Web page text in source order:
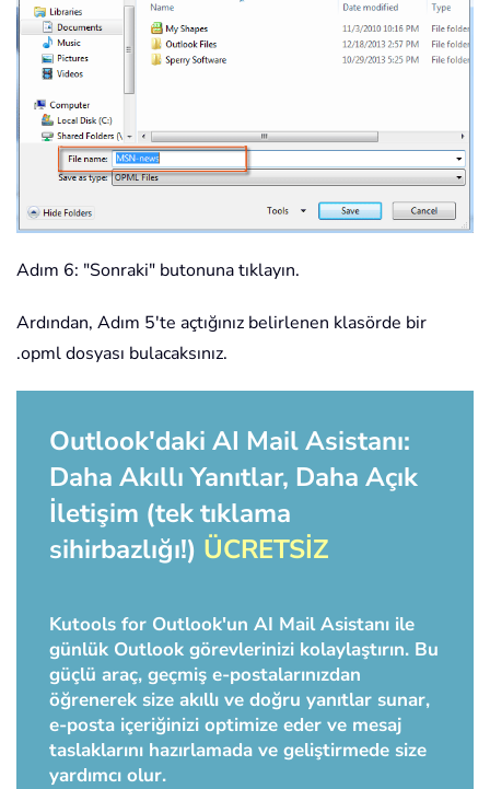
Adım 6: "Sonraki" butonuna tıklayın.
Ardından, Adım 5'te açtığınız belirlenen klasörde bir
.opml dosyası bulacaksınız.
Outlook'daki AI Mail Asistanı:
Daha Akıllı Yanıtlar, Daha Açık
İletişim (tek tıklama
sihirbazlığı!) ÜCRETSİZ
Kutools for Outlook'un AI Mail Asistanı ile
günlük Outlook görevlerinizi kolaylaştırın. Bu
güçlü araç, geçmiş e-postalarınızdan
öğrenerek size akıllı ve doğru yanıtlar sunar,
e-posta içeriğinizi optimize eder ve mesaj
taslaklarını hazırlamada ve geliştirmede size
yardımcı olur.